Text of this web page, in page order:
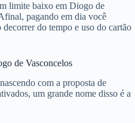
limite baixo em Diogo de
pagando em dia você
do tempo e uso do cartão
de Vasconcelos
com a proposta de
um grande nome disso é a